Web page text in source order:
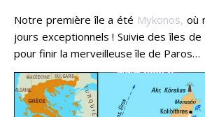
Notre première île a été Mykonos, où
jours exceptionnels ! Suivie des îles de
pour finir la merveilleuse île de Paros…